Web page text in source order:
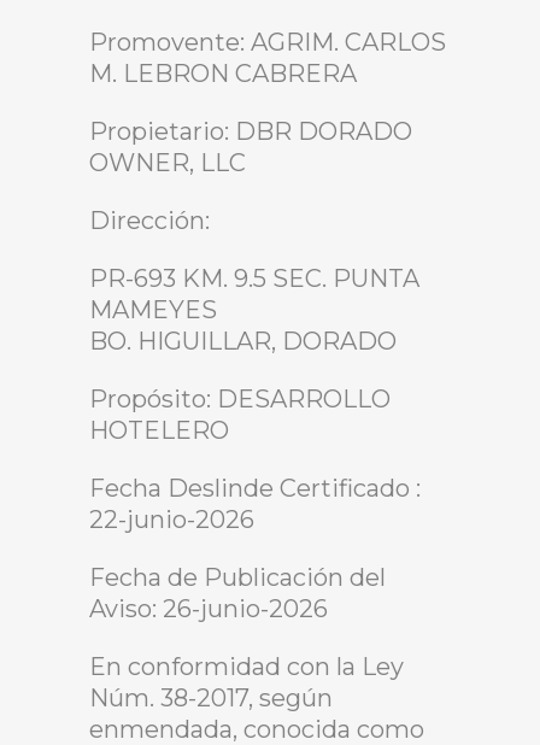
Promovente: AGRIM. CARLOS
M. LEBRON CABRERA
Propietario: DBR DORADO
OWNER, LLC
Dirección:
PR-693 KM. 9.5 SEC. PUNTA
MAMEYES
BO. HIGUILLAR, DORADO
Propósito: DESARROLLO
HOTELERO
Fecha Deslinde Certificado :
22-junio-2026
Fecha de Publicación del
Aviso: 26-junio-2026
En conformidad con la Ley
Núm. 38-2017, según
enmendada, conocida como